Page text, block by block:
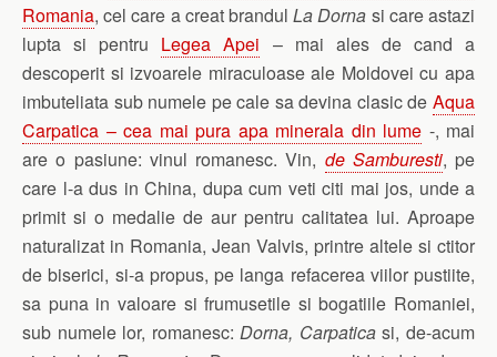
Romania, cel care a creat brandul La Dorna si care astazi
lupta si pentru Legea Apei – mai ales de cand a
descoperit si izvoarele miraculoase ale Moldovei cu apa
imbuteliata sub numele pe cale sa devina clasic de Aqua
Carpatica – cea mai pura apa minerala din lume -, mai
are o pasiune: vinul romanesc. Vin, de Samburesti, pe
care l-a dus in China, dupa cum veti citi mai jos, unde a
primit si o medalie de aur pentru calitatea lui. Aproape
naturalizat in Romania, Jean Valvis, printre altele si ctitor
de biserici, si-a propus, pe langa refacerea viilor pustiite,
sa puna in valoare si frumusetile si bogatiile Romaniei,
sub numele lor, romanesc:Dorna, Carpaticasi, de-acum